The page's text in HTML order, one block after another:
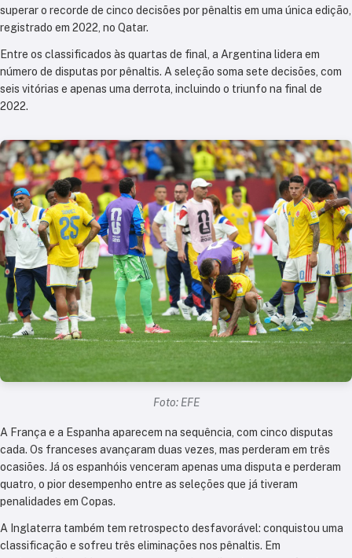
superar o recorde de cinco decisões por pênaltis em uma única edição,
registrado em 2022, no Qatar.
Entre os classificados às quartas de final, a Argentina lidera em
número de disputas por pênaltis. A seleção soma sete decisões, com
seis vitórias e apenas uma derrota, incluindo o triunfo na final de
2022.
Foto: EFE
A França e a Espanha aparecem na sequência, com cinco disputas
cada. Os franceses avançaram duas vezes, mas perderam em três
ocasiões. Já os espanhóis venceram apenas uma disputa e perderam
quatro, o pior desempenho entre as seleções que já tiveram
penalidades em Copas.
A Inglaterra também tem retrospecto desfavorável: conquistou uma
classificação e sofreu três eliminações nos pênaltis. Em